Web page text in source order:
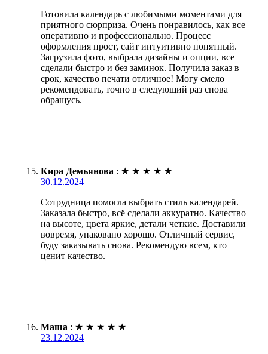
Готовила календарь с любимыми моментами для
приятного сюрприза. Очень понравилось, как все
оперативно и профессионально. Процесс
оформления прост, сайт интуитивно понятный.
Загрузила фото, выбрала дизайны и опции, все
сделали быстро и без заминок. Получила заказ в
срок, качество печати отличное! Могу смело
рекомендовать, точно в следующий раз снова
обращусь.
Кира Демьянова : ★ ★ ★ ★ ★
30.12.2024
Сотрудница помогла выбрать стиль календарей.
Заказала быстро, всё сделали аккуратно. Качество
на высоте, цвета яркие, детали четкие. Доставили
вовремя, упаковано хорошо. Отличный сервис,
буду заказывать снова. Рекомендую всем, кто
ценит качество.
Маша : ★ ★ ★ ★ ★
23.12.2024